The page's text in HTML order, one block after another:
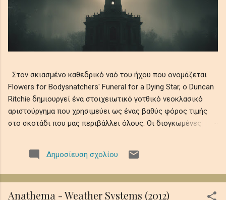
Στον σκιασμένο καθεδρικό ναό του ήχου που ονομάζεται
Flowers for Bodysnatchers' Funeral for a Dying Star, ο Duncan
Ritchie δημιουργεί ένα στοιχειωτικό γοτθικό νεοκλασικό
αριστούργημα που χρησιμεύει ως ένας βαθύς φόρος τιμής
στο σκοτάδι που μας περιβάλλει όλους. Οι διογκωμένες
πιάνου και ατμοσφαιρικά ηχοχρώματα, θυμίζοντας την
αδυσώπητη φθορά του ουράνιου φωτός σε αιώνια νύχτα,
της ύπαρξης εν μέσω ψιθύρων απώλειας, απομόνωσης και
κοσμικής λήθης. Αυτό το ηχητικό ρέκβιεμ βυθίζει τους
Δημοσίευση σχολίου
Anathema - Weather Systems (2012)